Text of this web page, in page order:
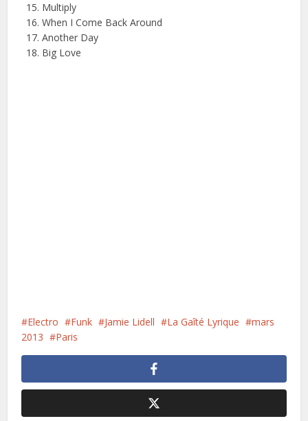
Multiply
When I Come Back Around
Another Day
Big Love
Electro Funk Jamie Lidell La Gaîté Lyrique
mars
2013
Paris